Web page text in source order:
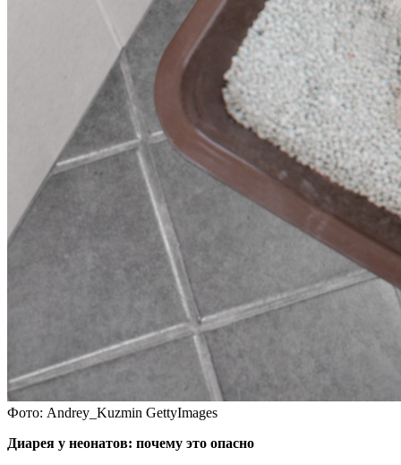
Фото: Andrey_Kuzmin GettyImages
Диарея у неонатов: почему это опасно